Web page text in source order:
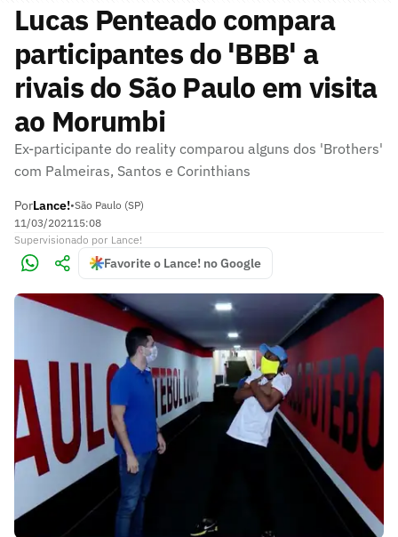
Lucas Penteado compara
participantes do 'BBB' a
rivais do São Paulo em visita
ao Morumbi
Ex-participante do reality comparou alguns dos 'Brothers'
com Palmeiras, Santos e Corinthians
PorLance!•São Paulo (SP)
11/03/202115:08
Supervisionado por Lance!
Favorite o Lance! no Google